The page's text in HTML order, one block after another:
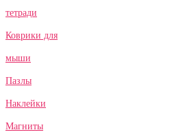
тетради
Коврики для
мыши
Пазлы
Наклейки
Магниты